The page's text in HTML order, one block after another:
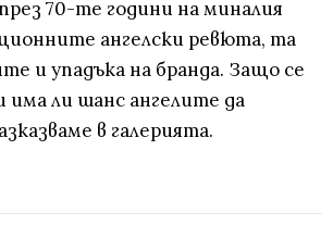
70-те години на миналия
ангелски ревюта, та
и упадъка на бранда. Защо се
има ли шанс ангелите да
в галерията.